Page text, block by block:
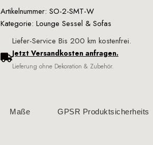
Artikelnummer: SO-2-SMT-W
Kategorie: Lounge Sessel & Sofas
Liefer-Service Bis 200 km kostenfrei.
Jetzt Versandkosten anfragen.
Lieferung ohne Dekoration & Zubehör.
Maße GPSR Produktsicherheits